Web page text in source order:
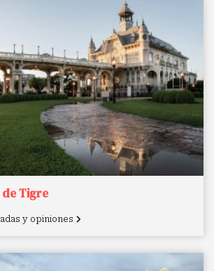
de Tigre
y opiniones